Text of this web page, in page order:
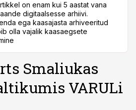
on enam kui 5 aastat vana
digitaalsesse arhiivi.
ega kaasajasta arhiveeritud
olla vajalik kaasaegsete
Smaliukas
VARULi